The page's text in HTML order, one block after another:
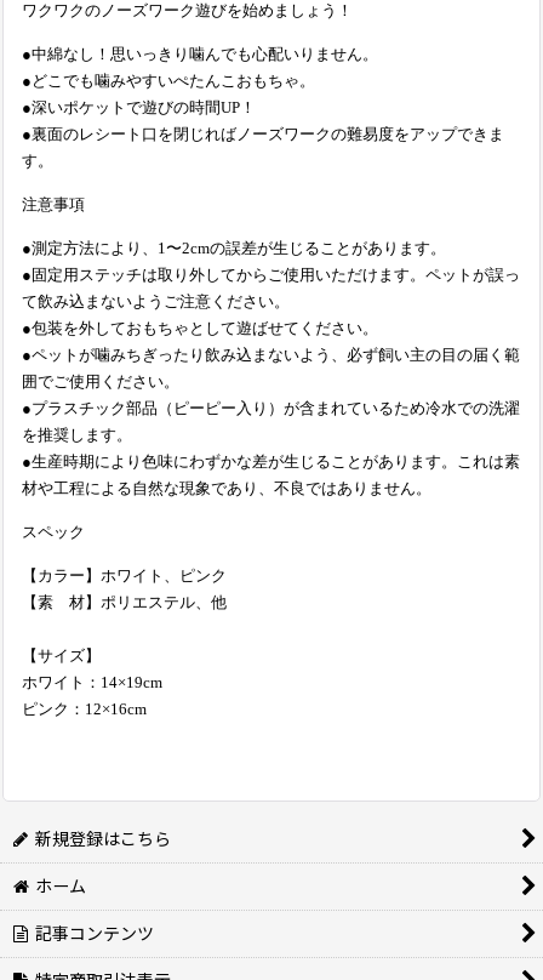
ワクワクのノーズワーク遊びを始めましょう！
●中綿なし！思いっきり噛んでも心配いりません。
●どこでも噛みやすいぺたんこおもちゃ。
●深いポケットで遊びの時間UP！
●裏面のレシート口を閉じればノーズワークの難易度をアップできま
す。
注意事項
●測定方法により、1〜2cmの誤差が生じることがあります。
●固定用ステッチは取り外してからご使用いただけます。ペットが誤っ
て飲み込まないようご注意ください。
●包装を外しておもちゃとして遊ばせてください。
●ペットが噛みちぎったり飲み込まないよう、必ず飼い主の目の届く範
囲でご使用ください。
●プラスチック部品（ピーピー入り）が含まれているため冷水での洗濯
を推奨します。
●生産時期により色味にわずかな差が生じることがあります。これは素
材や工程による自然な現象であり、不良ではありません。
スペック
【カラー】ホワイト、ピンク
【素 材】ポリエステル、他
【サイズ】
ホワイト：14×19cm
ピンク：12×16cm
新規登録はこちら
ホーム
記事コンテンツ